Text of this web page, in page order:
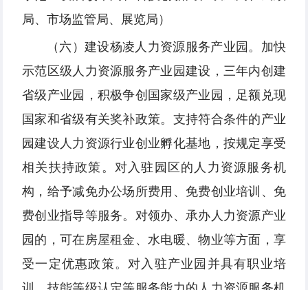
局、市场监管局、展览局）
（六）建设杨凌人力资源服务产业园。加快
示范区级人力资源服务产业园建设，三年内创建
省级产业园，积极争创国家级产业园，足额兑现
国家和省级有关奖补政策。支持符合条件的产业
园建设人力资源行业创业孵化基地，按规定享受
相关扶持政策。对入驻园区的人力资源服务机
构，给予减免办公场所费用、免费创业培训、免
费创业指导等服务。对领办、承办人力资源产业
园的，可在房屋租金、水电暖、物业等方面，享
受一定优惠政策。对入驻产业园并具有职业培